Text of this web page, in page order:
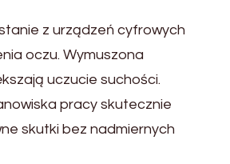
z urządzeń cyfrowych
oczu. Wymuszona
uczucie suchości.
pracy skutecznie
skutki bez nadmiernych